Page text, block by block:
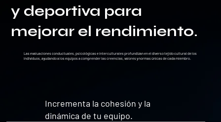
y deportiva para
mejorar el rendimiento.
Las evaluaciones conductuales, psicológicas e interculturales profundizan en el diverso tejido cultural de los
individuos, ayudando a los equipos a comprender las creencias, valores y normas únicas de cada miembro.
Incrementa la cohesión y la
dinámica de tu equipo.